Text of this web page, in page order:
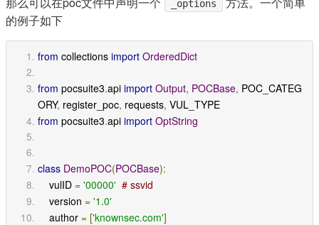
_options
的例子如下
from collections import OrderedDict
from pocsuite3.api import Output, POCBase, POC_CATEG
ORY, register_poc, requests, VUL_TYPE
from pocsuite3.api import OptString
class DemoPOC(POCBase):
    vulID
= '00000' # ssvid
    version
= '1.0'
    author
= ['knownsec.com']